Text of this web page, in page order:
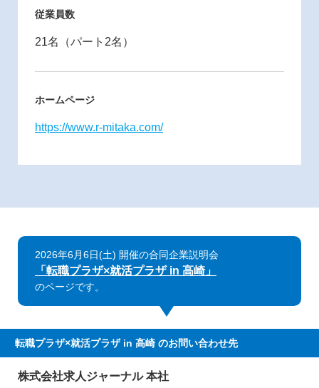
従業員数
21名（パート2名）
ホームページ
https://www.r-mitaka.com/
2026年6月6日(土) 開催の合同企業説明会
「転職プラザ×就活プラザ in 高崎」
のページです。
転職プラザ×就活プラザ in 高崎 のお問い合わせ先
株式会社求人ジャーナル 本社